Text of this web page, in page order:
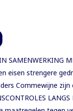
INTERNATIONALE PARTNERS 200 GRATIS STUDIEBEURZEN
gedragsregels in DNA na
zijn desperate, wachten 6 jaren op
MAROWIJNERIVIER WEDEROM FORS